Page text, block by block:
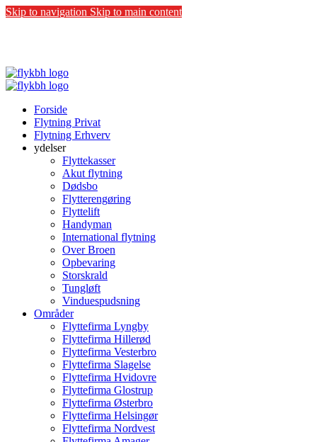
Skip to navigation Skip to main content
Forside
Flytning Privat
Flytning Erhverv
ydelser
Flyttekasser
Akut flytning
Dødsbo
Flytterengøring
Flyttelift
Handyman
International flytning
Over Broen
Opbevaring
Storskrald
Tungløft
Vinduespudsning
Områder
Flyttefirma Lyngby
Flyttefirma Hillerød
Flyttefirma Vesterbro
Flyttefirma Slagelse
Flyttefirma Hvidovre
Flyttefirma Glostrup
Flyttefirma Østerbro
Flyttefirma Helsingør
Flyttefirma Nordvest